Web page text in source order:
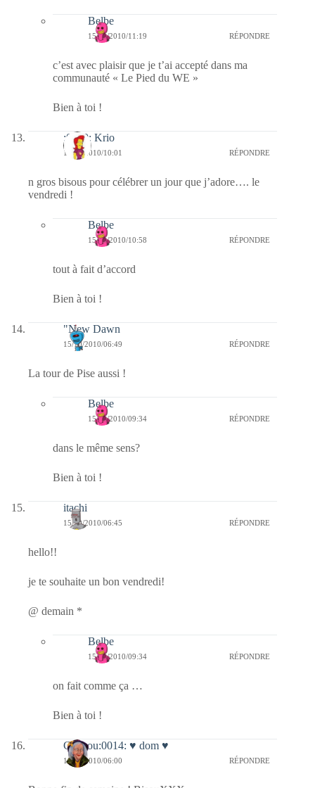
Belbe
15/10/2010/11:19 RÉPONDRE
c’est avec plaisir que je t’ai accepté dans ma
communauté « Le Pied du WE »
Bien à toi !
:0010: Krio
15/10/2010/10:01 RÉPONDRE
n gros bisous pour célébrer un jour que j’adore…. le
vendredi !
Belbe
15/10/2010/10:58 RÉPONDRE
tout à fait d’accord
Bien à toi !
"New Dawn
15/10/2010/06:49 RÉPONDRE
La tour de Pise aussi !
Belbe
15/10/2010/09:34 RÉPONDRE
dans le même sens?
Bien à toi !
itachi
15/10/2010/06:45 RÉPONDRE
hello!!
je te souhaite un bon vendredi!
@ demain *
Belbe
15/10/2010/09:34 RÉPONDRE
on fait comme ça …
Bien à toi !
Coucou:0014: ♥ dom ♥
15/10/2010/06:00 RÉPONDRE